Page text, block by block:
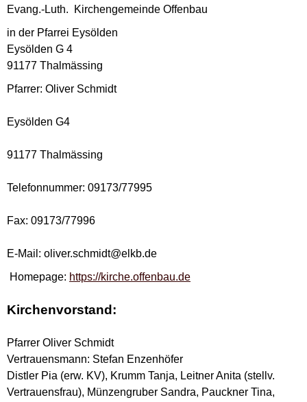
Evang.-Luth. Kirchengemeinde Offenbau
in der Pfarrei Eysölden
Eysölden G 4
91177 Thalmässing
Pfarrer: Oliver Schmidt
Eysölden G4
91177 Thalmässing
Telefonnummer: 09173/77995
Fax: 09173/77996
E-Mail: oliver.schmidt@elkb.de
Homepage: https://kirche.offenbau.de
Kirchenvorstand:
Pfarrer Oliver Schmidt
Vertrauensmann: Stefan Enzenhöfer
Distler Pia (erw. KV), Krumm Tanja, Leitner Anita (stellv.
Vertrauensfrau), Münzengruber Sandra, Pauckner Tina,